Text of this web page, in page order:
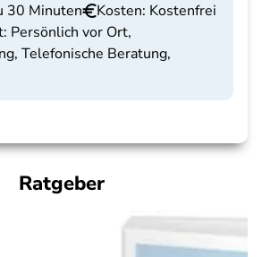
30 Minuten
Kosten: Kostenfrei
Persönlich vor Ort,
Telefonische Beratung,
Ratgeber